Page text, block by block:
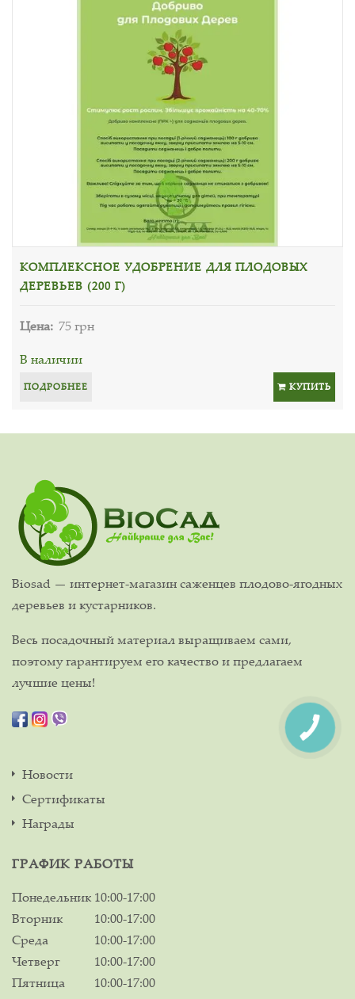
КОМПЛЕКСНОЕ УДОБРЕНИЕ ДЛЯ ПЛОДОВЫХ
ДЕРЕВЬЕВ (200 Г)
Цена: 75 грн
В наличии
ПОДРОБНЕЕ КУПИТЬ
Biosad — интернет-магазин саженцев плодово-ягодных
деревьев и кустарников.
Весь посадочный материал выращиваем сами,
поэтому гарантируем его качество и предлагаем
лучшие цены!
Новости
Сертификаты
Награды
ГРАФИК РАБОТЫ
Понедельник 10:00-17:00
Вторник
10:00-17:00
Среда
10:00-17:00
Четверг
10:00-17:00
Пятница
10:00-17:00